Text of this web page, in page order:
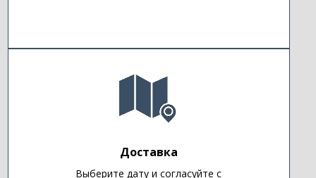
Доставка
Выберите дату и согласуйте с